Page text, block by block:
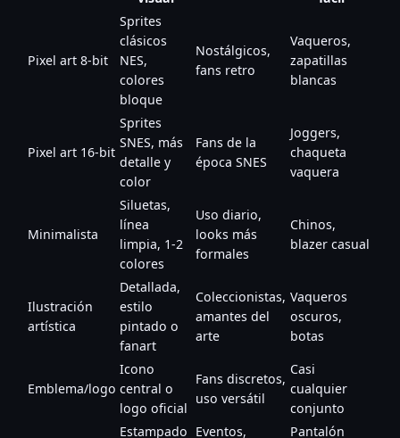
Pixel art 8-bit
Sprites
clásicos
NES,
colores
bloque
Nostálgicos,
fans retro
Vaqueros,
zapatillas
blancas
Pixel art 16-bit
Sprites
SNES, más
detalle y
color
Fans de la
época SNES
Joggers,
chaqueta
vaquera
Minimalista
Siluetas,
línea
limpia, 1-2
colores
Uso diario,
looks más
formales
Chinos,
blazer casual
Ilustración
artística
Detallada,
estilo
pintado o
fanart
Coleccionistas,
amantes del
arte
Vaqueros
oscuros,
botas
Emblema/logo
Icono
central o
logo oficial
Fans discretos,
uso versátil
Casi
cualquier
conjunto
Estampado Eventos, Pantalón